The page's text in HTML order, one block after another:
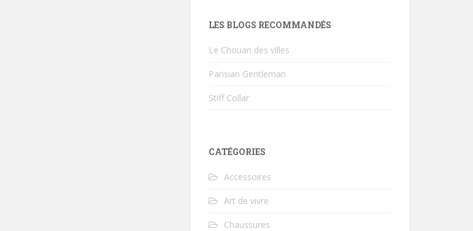
LES BLOGS RECOMMANDÉS
Le Chouan des villes
Parisian Gentleman
Stiff Collar
CATÉGORIES
Accessoires
Art de vivre
Chaussures